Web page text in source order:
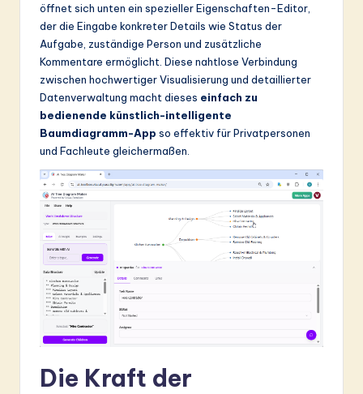
ti
o
öffnet sich unten ein spezieller Eigenschaften-Editor,
der die Eingabe konkreter Details wie Status der
Aufgabe, zuständige Person und zusätzliche
Kommentare ermöglicht. Diese nahtlose Verbindung
zwischen hochwertiger Visualisierung und detaillierter
Datenverwaltung macht dieses einfach zu
bedienende künstlich-intelligente
Baumdiagramm-App so effektiv für Privatpersonen
und Fachleute gleichermaßen.
Die Kraft der